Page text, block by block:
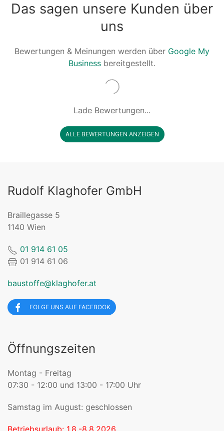
Das sagen unsere Kunden über
uns
Bewertungen & Meinungen werden über Google My
Business bereitgestellt.
Lade Bewertungen...
ALLE BEWERTUNGEN ANZEIGEN
Rudolf Klaghofer GmbH
Braillegasse 5
1140 Wien
01 914 61 05
01 914 61 06
baustoffe@klaghofer.at
FOLGE UNS AUF FACEBOOK
Öffnungszeiten
Montag - Freitag
07:30 - 12:00 und 13:00 - 17:00 Uhr
Samstag im August: geschlossen